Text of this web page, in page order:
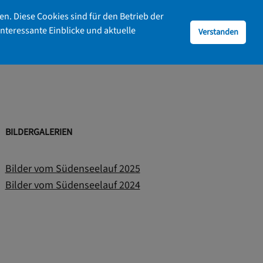
BILDERGALERIEN
Bilder vom Südenseelauf 2025
Bilder vom Südenseelauf 2024
Diese Cookies sind für den Betrieb der
Einblicke und aktuelle
Verstanden